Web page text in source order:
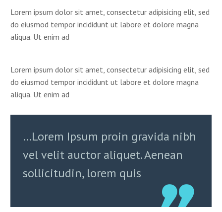
Lorem ipsum dolor sit amet, consectetur adipisicing elit, sed
do eiusmod tempor incididunt ut labore et dolore magna
aliqua. Ut enim ad
Lorem ipsum dolor sit amet, consectetur adipisicing elit, sed
do eiusmod tempor incididunt ut labore et dolore magna
aliqua. Ut enim ad
…Lorem Ipsum proin gravida nibh
vel velit auctor aliquet. Aenean
sollicitudin, lorem quis